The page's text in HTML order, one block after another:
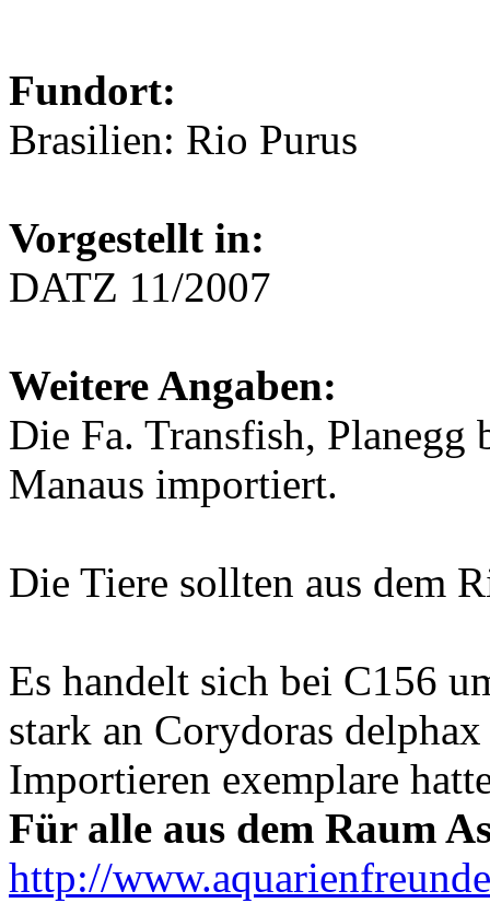
Fundort:
Brasilien: Rio Purus
Vorgestellt in:
DATZ 11/2007
Weitere Angaben:
Die Fa. Transfish, Planegg
Manaus importiert.
Die Tiere sollten aus dem
Es handelt sich bei C156
stark an Corydoras
Importieren exemplare
Für alle aus dem Raum
http://